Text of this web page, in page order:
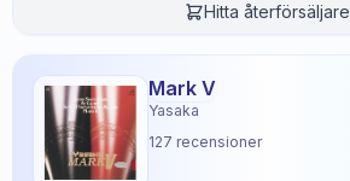
Hitta återförsäljare
Mark V
Yasaka
127 recensioner